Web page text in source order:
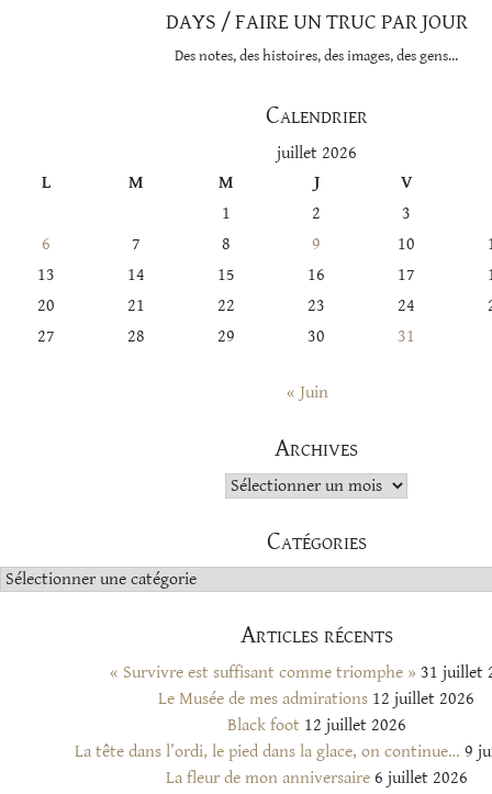
DAYS / FAIRE UN TRUC PAR JOUR
Des notes, des histoires, des images, des gens…
Calendrier
juillet 2026
L
M M J
V
1
2
3
6
7 8 9 10
13
14 15 16 17
20
21 22 23 24
27
28 29 30 31
« Juin
Archives
Archives
Catégories
Catégories
Articles récents
« Survivre est suffisant comme triomphe » 31 juillet
Le Musée de mes admirations 12 juillet 2026
Black foot 12 juillet 2026
La tête dans l’ordi, le pied dans la glace, on continue… 9
La fleur de mon anniversaire 6 juillet 2026